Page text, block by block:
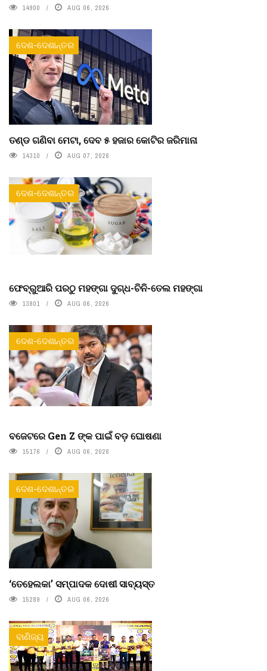
14900 AUG 06, 2026
ଦେଶ-ଦେଶାନ୍ତର
ତଣ୍ଡ ଗଣିବା ମେଟା, ଦେବ ୫ ହଜାର କୋଟିର ଜରିମାନା
14310 AUG 07, 2026
ଦେଶ-ଦେଶାନ୍ତର
ଫେବ୍ରୁଆରି ପରଠୁ ମହଙ୍ଗା ଦୁଗ୍ଧ-ଚିନି-ତେଲ ମହଙ୍ଗା
13801 AUG 06, 2026
ଦେଶ-ଦେଶାନ୍ତର
ବଜେଟରେ Gen Z ଙ୍କ ପାଇଁ ବଡ଼ ଘୋଷଣା
15176 AUG 06, 2026
ଦେଶ-ଦେଶାନ୍ତର
‘ତେହେଲକା’ ସମ୍ପାଦକ ଦୋଷୀ ସାବ୍ୟସ୍ତ
15289 AUG 06, 2026
ବାଣିଜ୍ୟ